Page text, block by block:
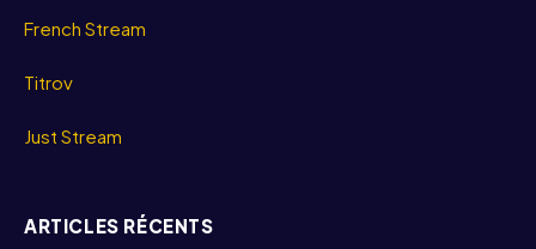
French Stream
Titrov
Just Stream
ARTICLES RÉCENTS